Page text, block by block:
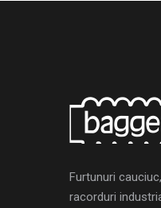
Furtunuri
racorduri